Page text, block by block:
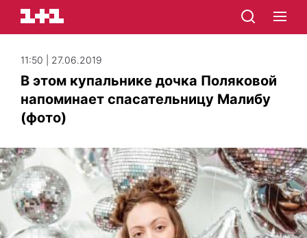
11:50 | 27.06.2019
В этом купальнике дочка Поляковой
напоминает спасательницу Малибу
(фото)